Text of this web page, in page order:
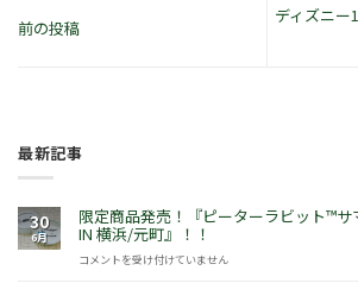
前の投稿
ディズニー
最新記事
30
6月
限定商品発売！『ピーターラビット™
IN 横浜/元町』！！
限
コメントを受け付けていません